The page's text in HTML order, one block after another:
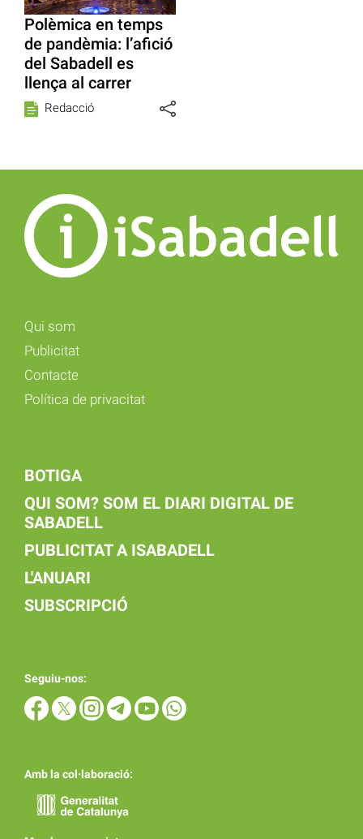
Polèmica en temps
de pandèmia: l’afició
del Sabadell es
llença al carrer
Redacció
Qui som
Publicitat
Contacte
Política de privacitat
BOTIGA
QUI SOM? SOM EL DIARI DIGITAL DE
SABADELL
PUBLICITAT A ISABADELL
L'ANUARI
SUBSCRIPCIÓ
Seguiu-nos:
Amb la col·laboració: